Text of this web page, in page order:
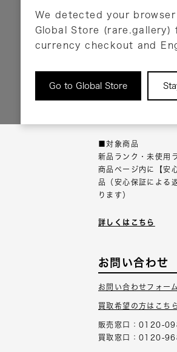
We detected your
Global Store
currency checkout and
Go to Global Store
店頭支払い
詳しくはこちら
返品について
■対象商品
新品ランク・未使用
商品ページ内に【安
品（安心保証による
ります）
詳しくはこちら
お問い合わせ
お問い合わせフォー
買取希望の方はこちら
販売窓口：0120-
買取窓口：0120-